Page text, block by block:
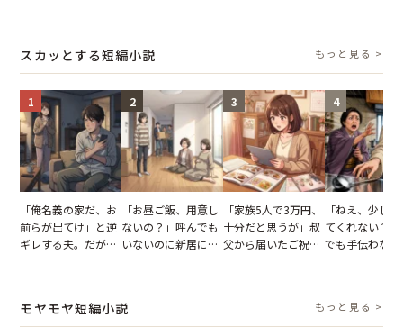
スカッとする短編小説 もっと見る >
1
「俺名義の家だ、お
前らが出てけ」と逆
ギレする夫。だが、
2
「お昼ご飯、用意し
ないの？」呼んでも
いないのに新居にあ
3
「家族5人で3万円、
十分だと思うが」叔
父から届いたご祝
4
「ねえ、少し
てくれない？
でも手伝わな
モヤモヤ短編小説 もっと見る >